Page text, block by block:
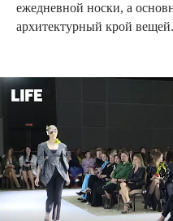
ежедневной носки, а
архитектурный крой вещей.